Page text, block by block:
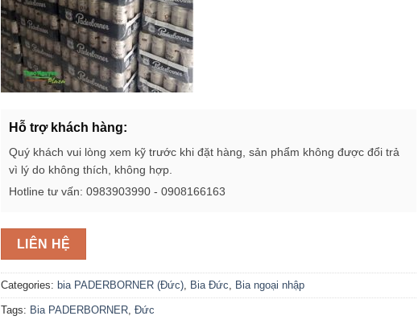
Hỗ trợ khách hàng:
Quý khách vui lòng xem kỹ trước khi đặt hàng, sản phẩm không được đổi trả
vì lý do không thích, không hợp.
Hotline tư vấn: 0983903990 - 0908166163
LIÊN HỆ
Categories: bia PADERBORNER (Đức) Bia Đức Bia ngoại nhập
Tags: Bia PADERBORNER Đức